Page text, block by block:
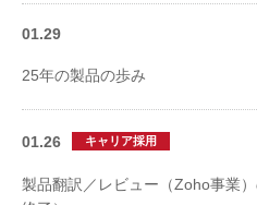
01.29
25年の製品の歩み
01.26 キャリア採用
製品翻訳／レビュー（Zoho事業